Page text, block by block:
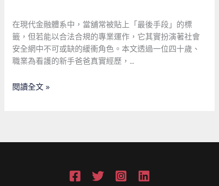
是
社
會
安
網
在現代金融體系中，當舖常被貼上「最後手段」的標
籤，但若能以合法合規的專業運作，它其實扮演著社會
安全網中不可或缺的緩衝角色。本文透過一位四十歲、
職業為看護的新手爸爸真實經歷，…
網
中
的
典
當
一
新
閱讀全文 »